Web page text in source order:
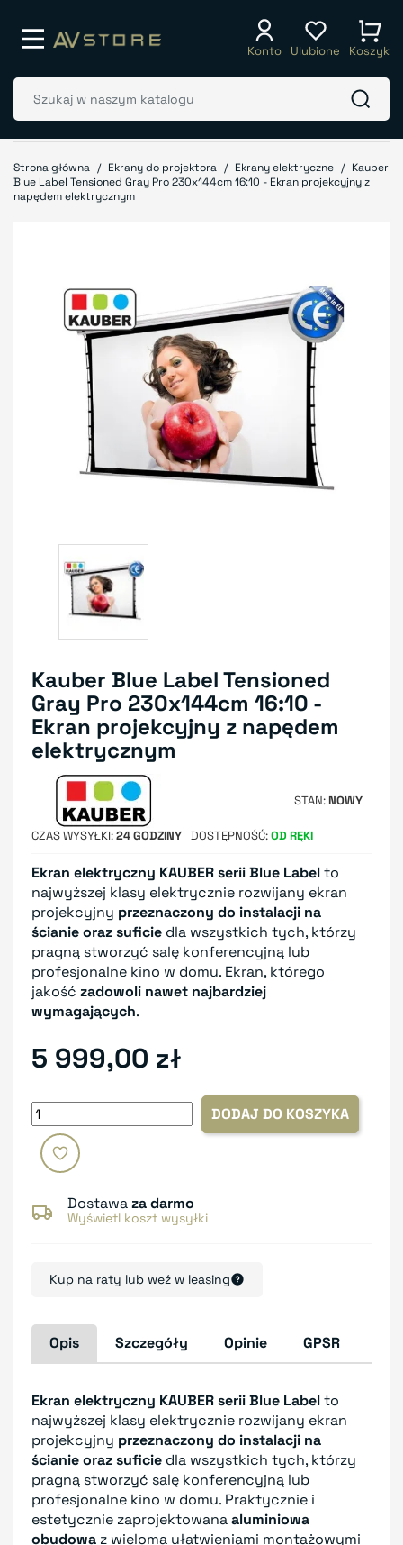
Konto Ulubione Koszyk
Strona główna Ekrany do projektora Ekrany elektryczne
Kauber
Blue Label Tensioned Gray Pro 230x144cm 16:10 - Ekran projekcyjny z
napędem elektrycznym
Kauber Blue Label Tensioned
Gray Pro 230x144cm 16:10 -
Ekran projekcyjny z napędem
elektrycznym
STAN NOWY
CZAS WYSYŁKI 24 GODZINY DOSTĘPNOŚĆ OD RĘKI
Ekran elektryczny KAUBERserii Blue Labelto
najwyższej klasy elektrycznie rozwijany ekran
projekcyjny przeznaczony do instalacji na
ścianie oraz suficie dla wszystkich tych, którzy
pragną stworzyć salę konferencyjną lub
profesjonalne kino w domu. Ekran, którego
jakość zadowoli nawet najbardziej
wymagających.
5 999,00 zł
DODAJ DO KOSZYKA
Dostawaza darmo
Wyświetl koszt wysyłki
Kup na raty lub weź w leasing
Opis Szczegóły Opinie GPSR
Ekran elektryczny KAUBER serii Blue Labelto
najwyższej klasy elektrycznie rozwijany ekran
projekcyjny przeznaczony do instalacji na
ścianie oraz suficie dla wszystkich tych, którzy
pragną stworzyć salę konferencyjną lub
profesjonalne kino w domu. Praktycznie i
estetycznie zaprojektowanaaluminiowa
obudowa z wieloma ułatwieniami montażowymi